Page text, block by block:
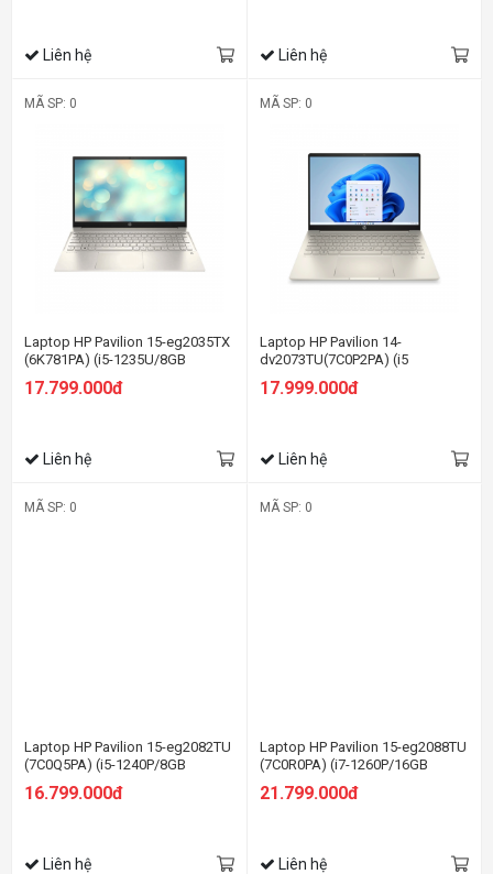
Liên hệ Liên hệ
MÃ SP: 0
Laptop HP Pavilion 15-eg2035TX
(6K781PA) (i5-1235U/8GB
RAM/512GB SSD/15.6
FHD/MX550 2Gb/Win11/Vàng)
17.799.000đ
Liên hệ
MÃ SP: 0
Laptop HP Pavilion 14-
dv2073TU(7C0P2PA) (i5
1235U/16GB RAM/512GB
SSD/14 FHD/Win11/Vàng)
17.999.000đ
Liên hệ
MÃ SP: 0
Laptop HP Pavilion 15-eg2082TU
(7C0Q5PA) (i5-1240P/8GB
FHD/Win11/Vàng)
16.799.000đ
Liên hệ
MÃ SP: 0
Laptop HP Pavilion 15-eg2088TU
(7C0R0PA) (i7-1260P/16GB
FHD/Win11/Vàng)
21.799.000đ
Liên hệ